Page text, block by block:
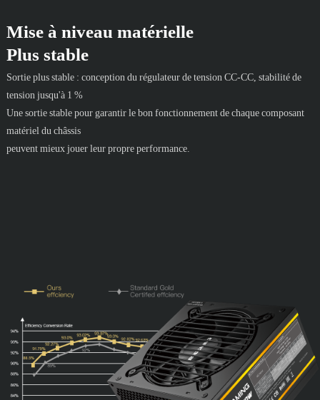
Mise à niveau matérielle
Plus stable
Sortie plus stable : conception du régulateur de tension CC-CC, stabilité de
tension jusqu'à 1 %
Une sortie stable pour garantir le bon fonctionnement de chaque composant
matériel du châssis
peuvent mieux jouer leur propre performance.